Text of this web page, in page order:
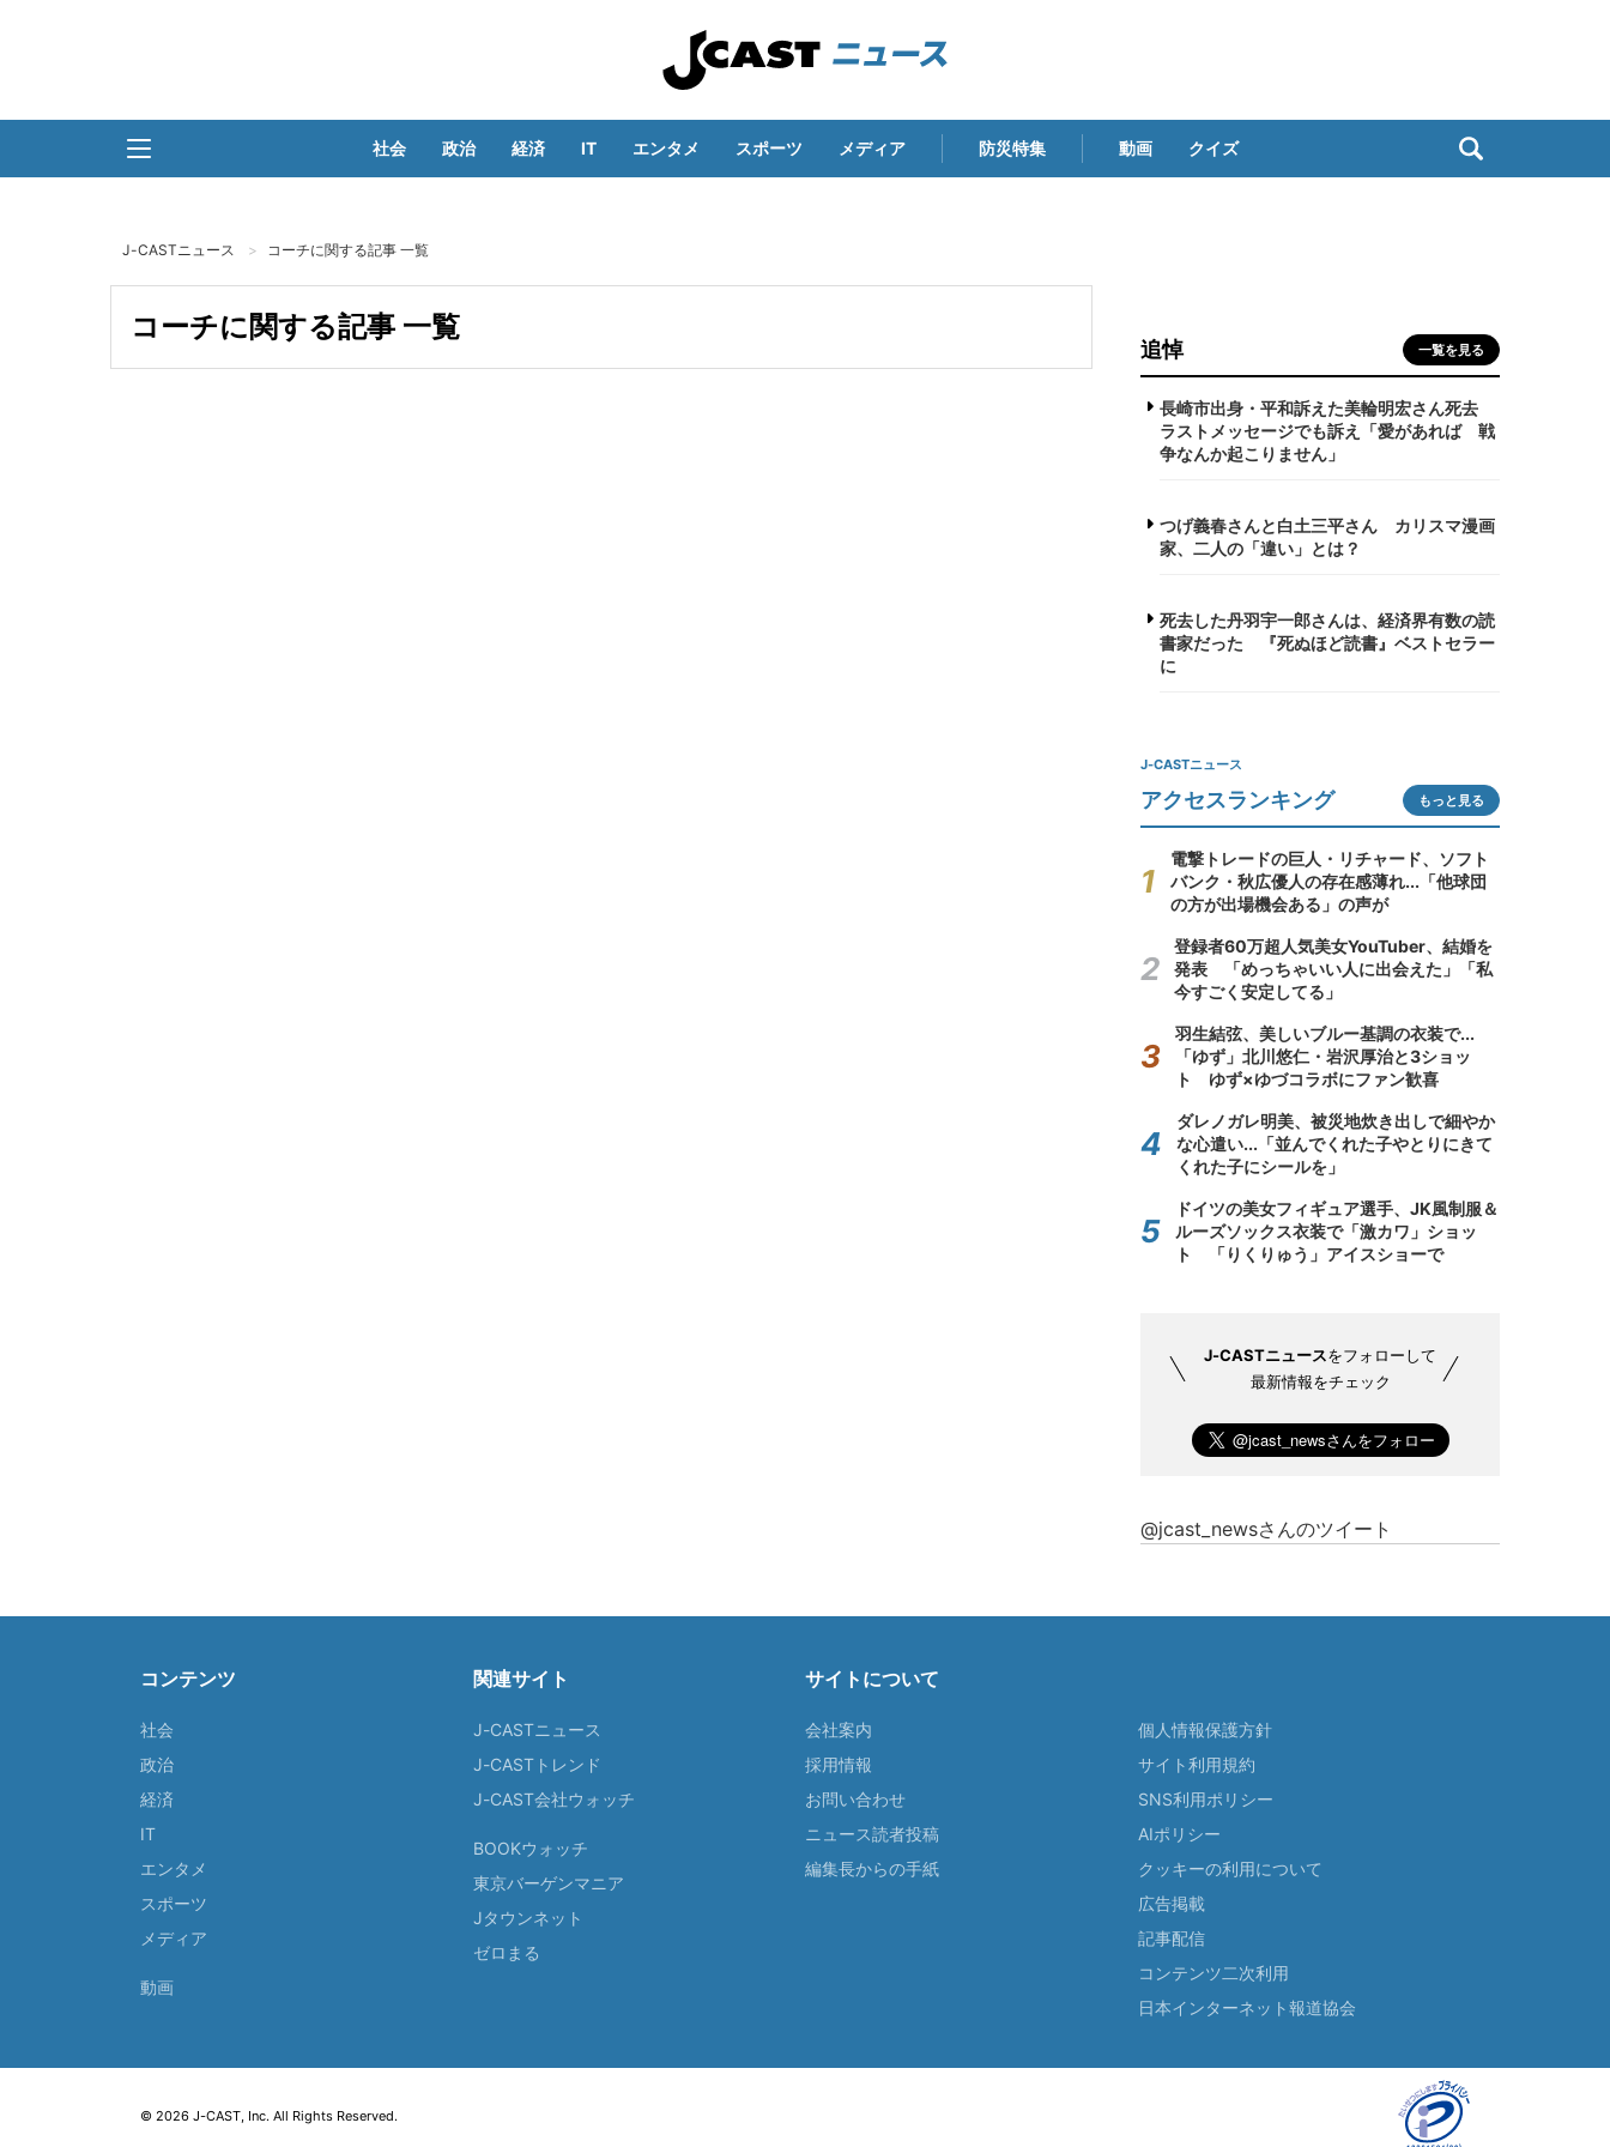
社会 政治 経済 IT エンタメ スポーツ メディア 防災特集 動画 クイズ
J-CASTニュース コーチに関する記事 一覧
コーチに関する記事 一覧
追悼 一覧を見る
長崎市出身・平和訴えた美輪明宏さん死去
ラストメッセージでも訴え「愛があれば 戦
争なんか起こりません」
つげ義春さんと白土三平さん カリスマ漫画
家、二人の「違い」とは？
死去した丹羽宇一郎さんは、経済界有数の読
書家だった 『死ぬほど読書』ベストセラー
に
J-CASTニュース
アクセスランキング もっと見る
電撃トレードの巨人・リチャード、ソフト
バンク・秋広優人の存在感薄れ...「他球団
の方が出場機会ある」の声が
登録者60万超人気美女YouTuber、結婚を
発表 「めっちゃいい人に出会えた」「私
今すごく安定してる」
羽生結弦、美しいブルー基調の衣装で...
「ゆず」北川悠仁・岩沢厚治と3ショッ
ト ゆず×ゆづコラボにファン歓喜
ダレノガレ明美、被災地炊き出しで細やか
な心遣い...「並んでくれた子やとりにきて
くれた子にシールを」
ドイツの美女フィギュア選手、JK風制服＆
ルーズソックス衣装で「激カワ」ショッ
ト 「りくりゅう」アイスショーで
J-CASTニュースをフォローして
最新情報をチェック
@jcast_newsさんのツイート
コンテンツ
社会
政治
経済
IT
エンタメ
スポーツ
メディア
動画
関連サイト
J-CASTニュース
J-CASTトレンド
J-CAST会社ウォッチ
BOOKウォッチ
東京バーゲンマニア
Jタウンネット
ゼロまる
サイトについて
会社案内
採用情報
お問い合わせ
ニュース読者投稿
編集長からの手紙
個人情報保護方針
サイト利用規約
SNS利用ポリシー
AIポリシー
クッキーの利用について
広告掲載
記事配信
コンテンツ二次利用
日本インターネット報道協会
© 2026 J-CAST, Inc. All Rights Reserved.